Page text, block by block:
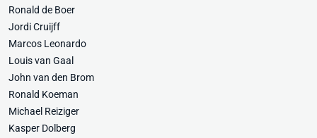
Ronald de Boer
Jordi Cruijff
Marcos Leonardo
Louis van Gaal
John van den Brom
Ronald Koeman
Michael Reiziger
Kasper Dolberg